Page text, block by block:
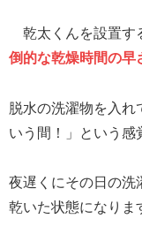
乾太くんを設置す
倒的な乾燥時間の早
脱水の洗濯物を入れ
いう間！」という感
夜遅くにその日の洗
乾いた状態になりま